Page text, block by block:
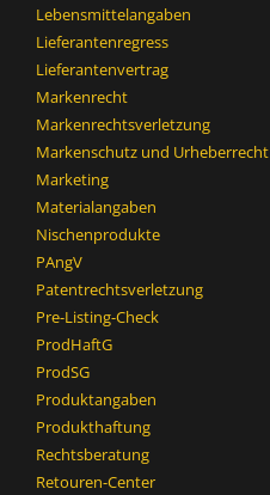
Lebensmittelangaben
Lieferantenregress
Lieferantenvertrag
Markenrecht
Markenrechtsverletzung
Markenschutz und Urheberrecht
Marketing
Materialangaben
Nischenprodukte
PAngV
Patentrechtsverletzung
Pre-Listing-Check
ProdHaftG
ProdSG
Produktangaben
Produkthaftung
Rechtsberatung
Retouren-Center